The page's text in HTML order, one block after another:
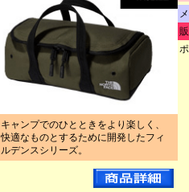
キャンプでのひとときをより楽しく、
快適なものとするために開発したフィ
ルデンスシリーズ。